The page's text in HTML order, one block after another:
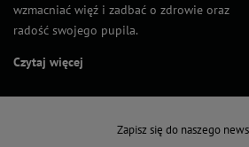
wzmacniać więź i zadbać o zdrowie oraz
radość swojego pupila.
Czytaj więcej
Zapisz się do naszego